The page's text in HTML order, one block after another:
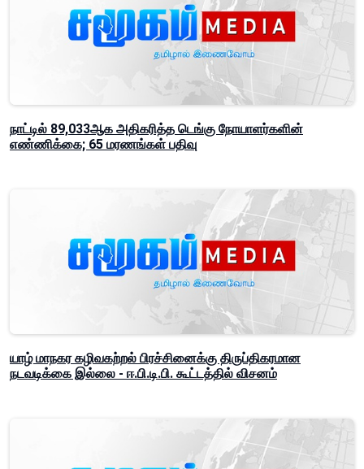
நாட்டில் 89,033ஆக அதிகரித்த டெங்கு நோயாளர்களின்
எண்ணிக்கை; 65 மரணங்கள் பதிவு
யாழ் மாநகர கழிவகற்றல் பிரச்சினைக்கு திருப்திகரமான
நடவடிக்கை இல்லை - ஈ.பி.டி.பி. கூட்டத்தில் விசனம்